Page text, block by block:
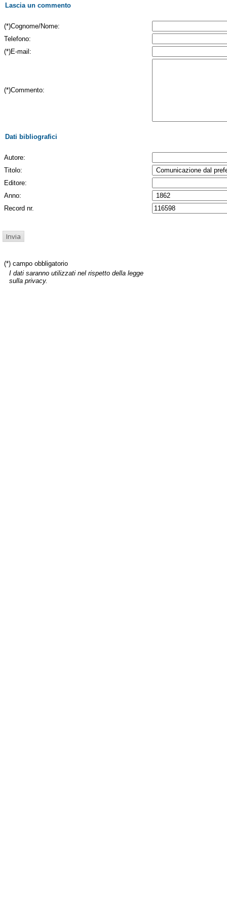
Lascia un commento
(*)Cognome/Nome:
Telefono:
(*)E-mail:
(*)Commento:
Dati bibliografici
Autore:
Titolo:
Editore:
Anno:
Record nr.
(*) campo obbligatorio
I dati saranno utilizzati nel rispetto della legge
sulla privacy.